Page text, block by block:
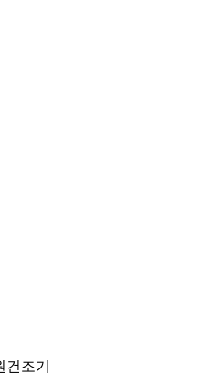
건조기